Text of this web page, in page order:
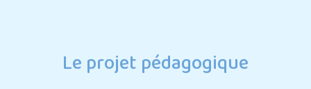
Le projet pédagogique